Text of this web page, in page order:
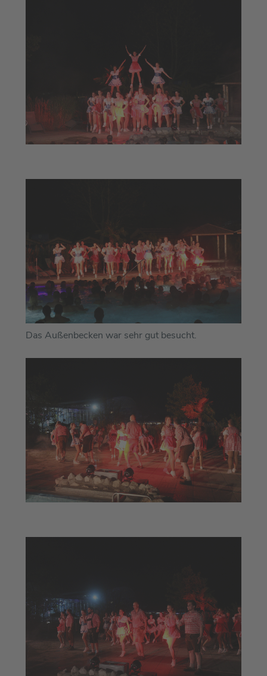
Das Außenbecken war sehr gut besucht.